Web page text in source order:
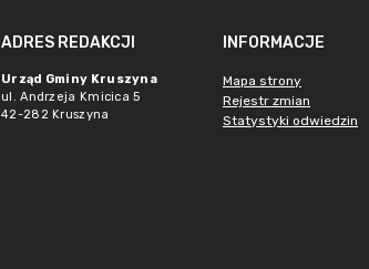
ADRES REDAKCJI
Urząd Gminy Kruszyna
ul. Andrzeja Kmicica 5
42-282 Kruszyna
INFORMACJE
Mapa strony
Rejestr zmian
Statystyki odwiedzin